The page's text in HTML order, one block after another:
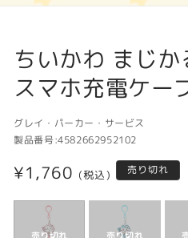
ちいかわ まじ
スマホ充電ケー
グレイ・パーカー・サービス
製品番号:4582662952102
通
常
¥1,760 (税込) 売り切れ